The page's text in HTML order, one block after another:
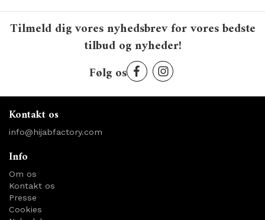
Tilmeld dig vores nyhedsbrev for vores bedste
tilbud og nyheder!
Følg os
Kontakt os
info@hijabfactory.com
Info
Om os
Kontakt os
Presse
Cookies